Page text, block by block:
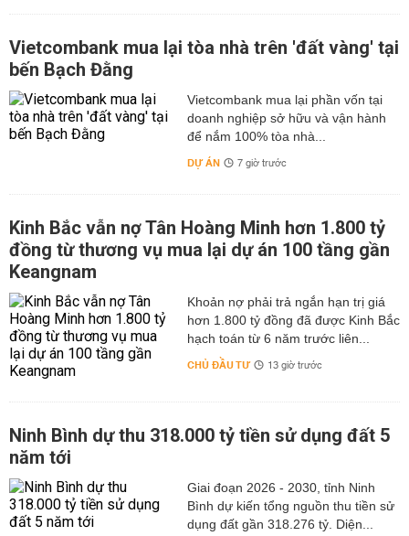
Vietcombank mua lại tòa nhà trên 'đất vàng' tại
bến Bạch Đằng
Vietcombank mua lại phần vốn tại
doanh nghiệp sở hữu và vận hành
để nắm 100% tòa nhà...
DỰ ÁN 7 giờ trước
Kinh Bắc vẫn nợ Tân Hoàng Minh hơn 1.800 tỷ
đồng từ thương vụ mua lại dự án 100 tầng gần
Keangnam
hơn 1.800 tỷ đồng đã được Kinh Bắc
hạch toán từ 6 năm trước liên...
CHỦ ĐẦU TƯ 13 giờ trước
Ninh Bình dự thu 318.000 tỷ tiền sử dụng đất 5
năm tới
Giai đoạn 2026 - 2030, tỉnh Ninh
Bình dự kiến tổng nguồn thu tiền sử
dụng đất gần 318.276 tỷ. Diện...